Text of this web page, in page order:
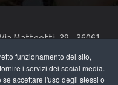
funzionamento del sito,
i servizi dei social media.
se accettare l'uso degli stessi o
Matteotti, 39 - 36061
519111 - codice fiscale